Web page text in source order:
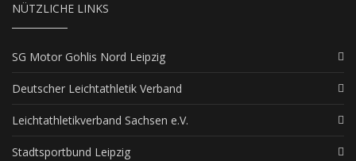
NÜTZLICHE LINKS
SG Motor Gohlis Nord Leipzig
Deutscher Leichtathletik Verband
Leichtathletikverband Sachsen e.V.
Stadtsportbund Leipzig